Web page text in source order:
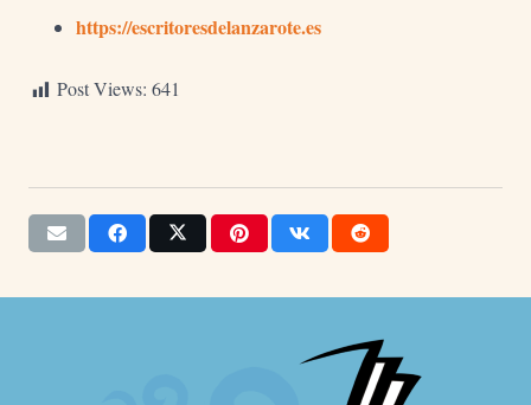
https://escritoresdelanzarote.es
Post Views: 641